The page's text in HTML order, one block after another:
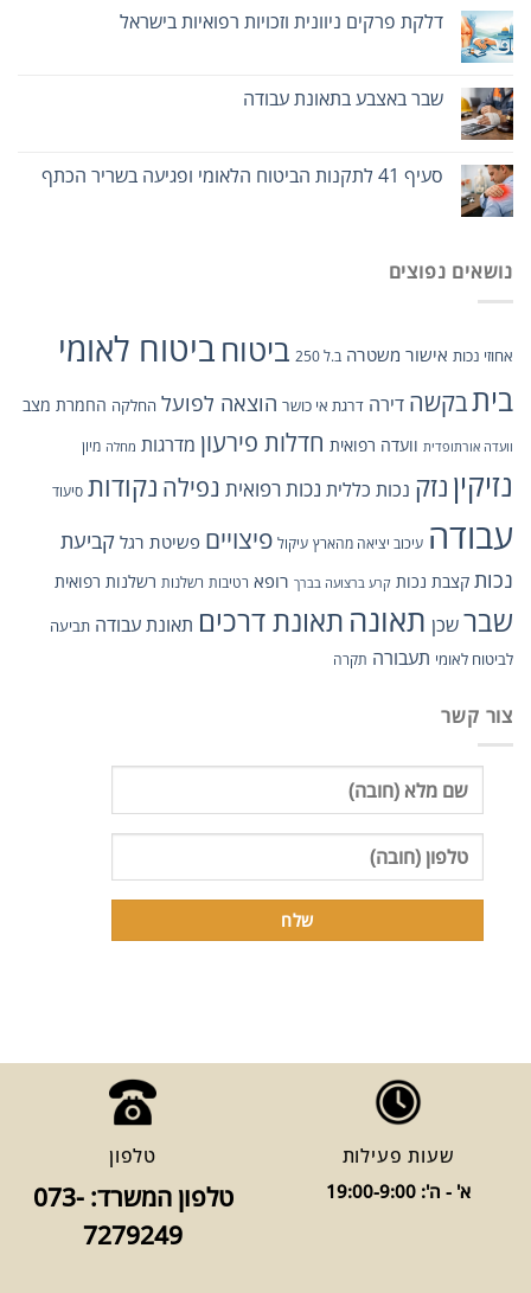
דלקת פרקים ניוונית וזכויות רפואיות בישראל
שבר באצבע בתאונת עבודה
סעיף 41 לתקנות הביטוח הלאומי ופגיעה בשריר הכתף
נושאים נפוצים
אחוזי נכות אישור משטרה ב.ל 250 ביטוחביטוח לאומי
ביתבקשה דירה דרגת אי כושר הוצאה לפועל החלקה החמרת מצב
וועדה אורתופדית וועדה רפואית חדלות פירעון מדרגות מחלה מיון
נזיקיןנזק נכות כללית נכות רפואית נפילה נקודות סיעוד
עבודה עיכוב יציאה מהארץ עיקול פיצויים פשיטת רגל קביעת
נכות קצבת נכות קרע ברצועה בברך רופא רטיבות רשלנות רשלנות רפואית
שברשכן תאונה תאונת דרכים תאונת עבודה תביעה
לביטוח לאומי תעבורה תקרה
צור קשר
שעות פעילות
א' - ה': 19:00-9:00
טלפון
טלפון המשרד: 073-
7279249